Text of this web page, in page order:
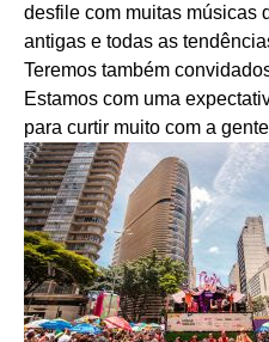
desfile com muitas músicas
antigas e todas as
Teremos também
Estamos com uma
para curtir muito com a